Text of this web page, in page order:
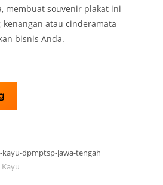
membuat souvenir plakat ini
kenangan atau cinderamata
bisnis Anda.
kayu-dpmptsp-jawa-tengah